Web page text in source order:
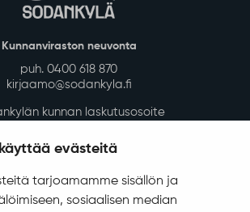
evästeitä
tarjoamamme sisällön ja
sosiaalisen median
Kunnanviraston neuvonta
puh. 0400 618 870
kirjaamo@sodankyla.fi
kunnan laskutusosoite
Asiakirjajulkisuuskuvaus